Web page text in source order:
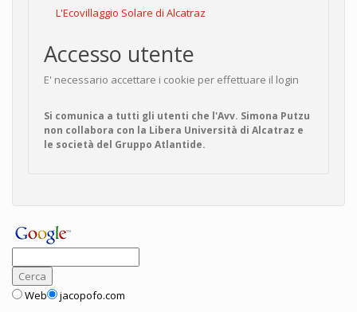
L'Ecovillaggio Solare di Alcatraz
Accesso utente
E' necessario accettare i cookie per effettuare il login
Si comunica a tutti gli utenti che l'Avv. Simona Putzu
non collabora con la Libera Università di Alcatraz e
le società del Gruppo Atlantide.
Web jacopofo.com